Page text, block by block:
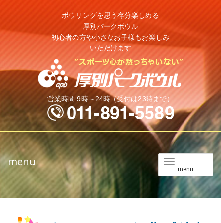
ボウリングを思う存分楽しめる
厚別パークボウル
初心者の方や小さなお子様もお楽しみ
いただけます
営業時間 9時～24時（受付は23時まで）
ニ
ュ
ー
menu
menu